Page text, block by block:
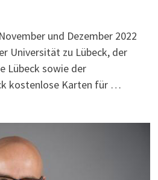
und Dezember 2022
Universität zu Lübeck, der
Lübeck sowie der
kostenlose Karten für …